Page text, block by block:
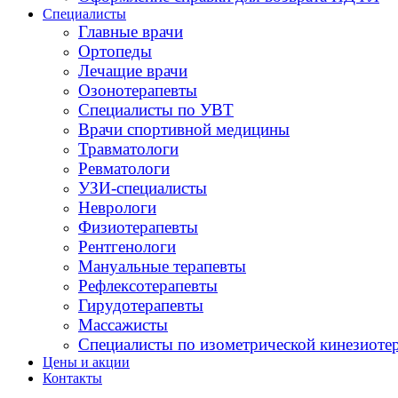
Специалисты
Главные врачи
Ортопеды
Лечащие врачи
Озонотерапевты
Специалисты по УВТ
Врачи спортивной медицины
Травматологи
Ревматологи
УЗИ-специалисты
Неврологи
Физиотерапевты
Рентгенологи
Мануальные терапевты
Рефлексотерапевты
Гирудотерапевты
Массажисты
Специалисты по изометрической
Цены и акции
Контакты